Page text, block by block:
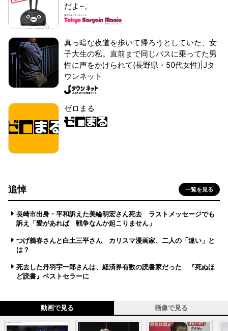
だよ~。
真っ暗な夜道を歩いて帰ろうとしていた、女
子大生の私。直前まで同じバスに乗ってた男
性に声をかけられて(長野県・50代女性)|Jタ
ウンネット
ゼロまる
追悼 一覧を見る
長崎市出身・平和訴えた美輪明宏さん死去 ラストメッセージでも
訴え「愛があれば 戦争なんか起こりません」
つげ義春さんと白土三平さん カリスマ漫画家、二人の「違い」と
は？
死去した丹羽宇一郎さんは、経済界有数の読書家だった 『死ぬほ
ど読書』ベストセラーに
動画で見る 画像で見る